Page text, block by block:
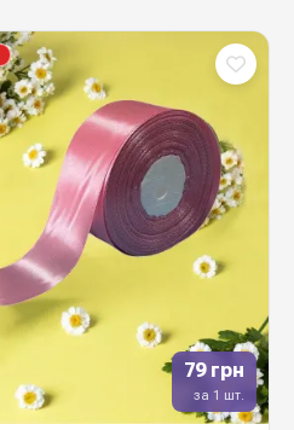
79 грн
за 1 шт.